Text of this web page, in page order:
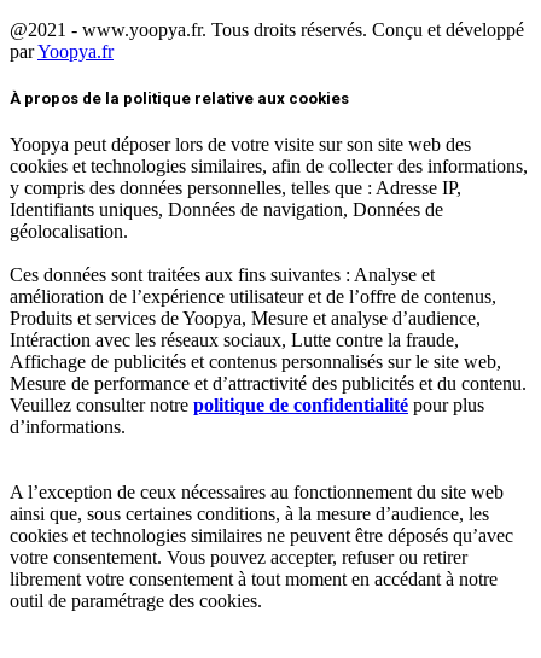
@2021 - www.yoopya.fr. Tous droits réservés. Conçu et développé
parYoopya.fr
À propos de la politique relative aux cookies
Yoopya peut déposer lors de votre visite sur son site web des
cookies et technologies similaires, afin de collecter des informations,
y compris des données personnelles, telles que : Adresse IP,
Identifiants uniques, Données de navigation, Données de
géolocalisation.
Ces données sont traitées aux fins suivantes : Analyse et
amélioration de l’expérience utilisateur et de l’offre de contenus,
Produits et services de Yoopya, Mesure et analyse d’audience,
Intéraction avec les réseaux sociaux, Lutte contre la fraude,
Affichage de publicités et contenus personnalisés sur le site web,
Mesure de performance et d’attractivité des publicités et du contenu.
Veuillez consulter notre politique de confidentialité pour plus
d’informations.
A l’exception de ceux nécessaires au fonctionnement du site web
ainsi que, sous certaines conditions, à la mesure d’audience, les
cookies et technologies similaires ne peuvent être déposés qu’avec
votre consentement. Vous pouvez accepter, refuser ou retirer
librement votre consentement à tout moment en accédant à notre
outil de paramétrage des cookies.